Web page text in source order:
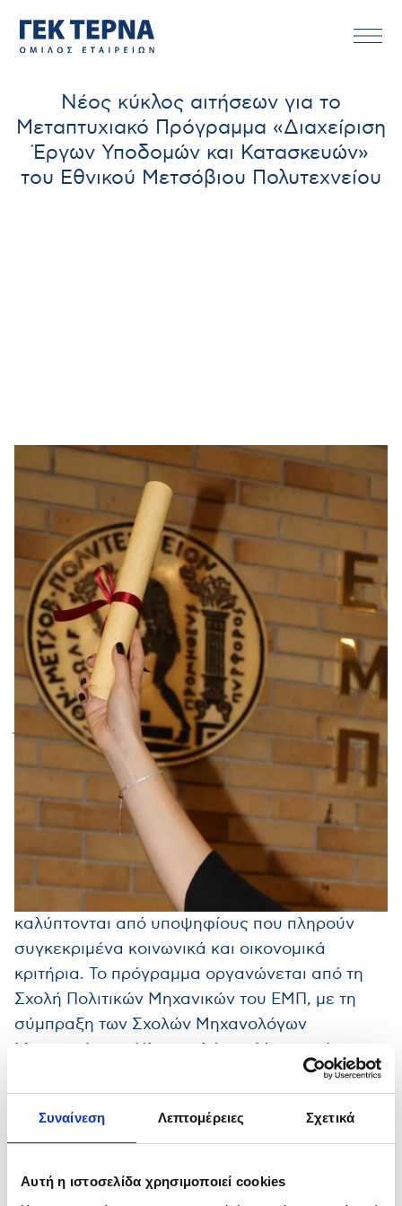
Συναίνεση Λεπτομέρειες Σχετικά
Αυτή η ιστοσελίδα χρησιμοποιεί cookies
Νέος κύκλος αιτήσεων για το
Μεταπτυχιακό Πρόγραμμα «Διαχείριση
Έργων Υποδομών και Κατασκευών»
του Εθνικού Μετσόβιου Πολυτεχνείου
06.05.2026
Facebook
Στρατηγική συνεργασία του Ομίλου ΓΕΚ ΤΕΡΝΑ
με το Εθνικό Μετσόβιο Πολυτεχνείο.
Ξεκίνησε η περίοδος υποβολής αιτήσεων για το
Επαγγελματικό Διατμηματικό Πρόγραμμα
Μεταπτυχιακών Σπουδών (ΕΔΠΜΣ) του Εθνικού
Μετσόβιου Πολυτεχνείου με τίτλο «Διαχείριση
Έργων Υποδομών και Κατασκευών», για το
ακαδημαϊκό έτος 2026–2027. Το πρόγραμμα
υλοποιείται με την αποκλειστική υποστήριξη
και χρηματοδότηση του Όμιλου ΓΕΚ ΤΕΡΝΑ,
στο πλαίσιο πενταετούς συνεργασίας.
Για το νέο ακαδημαϊκό έτος προβλέπονται 30
θέσεις εισακτέων, εκ των οποίων τρεις
καλύπτονται από υποψηφίους που πληρούν
συγκεκριμένα κοινωνικά και οικονομικά
κριτήρια. Το πρόγραμμα οργανώνεται από τη
Σχολή Πολιτικών Μηχανικών του ΕΜΠ, με τη
σύμπραξη των Σχολών Μηχανολόγων
Μηχανικών και Ηλεκτρολόγων Μηχανικών και
Μηχανικών Υπολογιστών. Έχει ελάχιστη
διάρκεια τρία εξάμηνα και οδηγεί στην
απόκτηση Διπλώματος Μεταπτυχιακών
Σπουδών (ΔΜΣ), ενώ τα μαθήματα διεξάγονται
στην ελληνική και την αγγλική γλώσσα.